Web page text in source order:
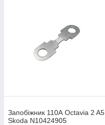
Запобіжник 110А Octavia 2 A5
Skoda N10424905